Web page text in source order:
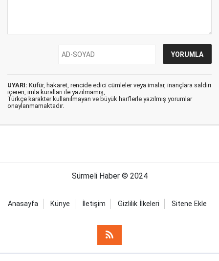
UYARI: Küfür, hakaret, rencide edici cümleler veya imalar, inançlara saldırı
içeren, imla kuralları ile yazılmamış,
Türkçe karakter kullanılmayan ve büyük harflerle yazılmış yorumlar
onaylanmamaktadır.
Sürmeli Haber © 2024
Anasayfa Künye İletişim Gizlilik İlkeleri Sitene Ekle